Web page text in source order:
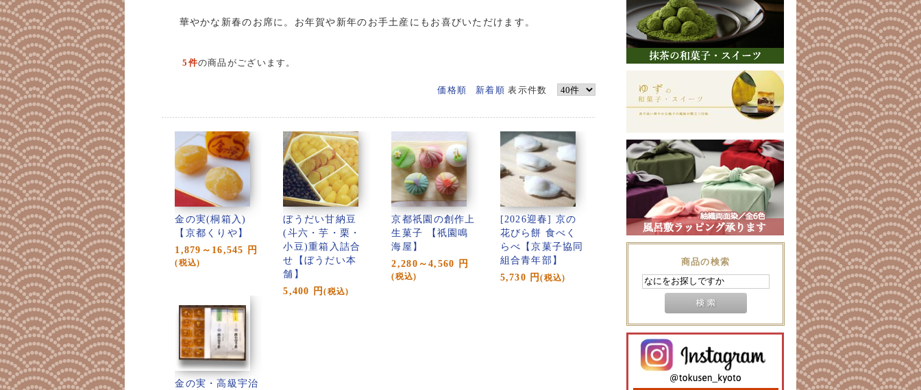
華やかな新春のお席に。お年賀や新年のお手土産にもお喜びいただけます。
5件の商品がございます。
価格順 新着順 表示件数
金の実(桐箱入)
【京都くりや】
1,879～16,545
円
(税込)
ぼうだい甘納豆
(斗六・芋・栗・
小豆)重箱入詰合
せ【ぼうだい本
舗】
5,400
円(税込)
京都祇園の創作上
生菓子 【祇園鳴
海屋】
2,280～4,560 円
(税込)
[2026迎春] 京の
花びら餅 食べく
らべ【京菓子協同
組合青年部】
5,730 円(税込)
金の実・高級宇治
商品の検索